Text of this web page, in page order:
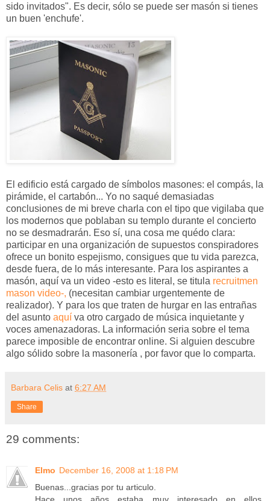
sido invitados". Es decir, sólo se puede ser masón si tienes
un buen 'enchufe'.
El edificio está cargado de símbolos masones: el compás, la
pirámide, el cartabón... Yo no saqué demasiadas
conclusiones de mi breve charla con el tipo que vigilaba que
los modernos que poblaban su templo durante el concierto
no se desmadrarán. Eso sí, una cosa me quédo clara:
participar en una organización de supuestos conspiradores
ofrece un bonito espejismo, consigues que tu vida parezca,
desde fuera, de lo más interesante. Para los aspirantes a
masón, aquí va un video -esto es literal, se titula recruitmen
mason video-, (necesitan cambiar urgentemente de
realizador). Y para los que traten de hurgar en las entrañas
del asunto aquí va otro cargado de música inquietante y
voces amenazadoras. La información seria sobre el tema
parece imposible de encontrar online. Si alguien descubre
algo sólido sobre la masonería , por favor que lo comparta.
Barbara Celis at 6:27 AM
Share
29 comments:
Elmo December 16, 2008 at 1:18 PM
Buenas...gracias por tu articulo.